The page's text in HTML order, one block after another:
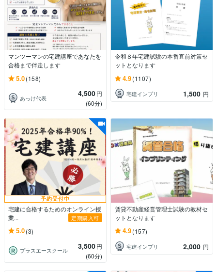
マンツーマンの宅建講座であなたを
合格まで伴走します
5.0(158)
あっけ代表 4,500円
(60分)
令和８年宅建試験の本番直前対策セ
ットとなります
4.9(1107)
宅建インプリ 1,500 円
予約受付中
宅建に合格するためのオンライン授
業...
定期購入可
5.0(3)
プラスエースクール 3,500円
(60分)
賃貸不動産経営管理士試験の教材セ
ットとなります
4.9(157)
宅建インプリ 2,000 円